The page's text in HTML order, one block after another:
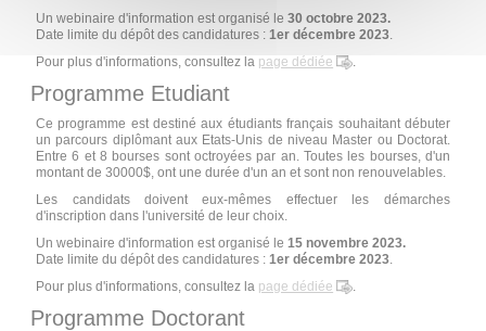
Un webinaire d'information est organisé le30 octobre 2023.
Date limite du dépôt des candidatures : 1er décembre 2023
Pour plus d'informations, consultez la page dédiée
Programme Etudiant
Ce programme est destiné aux étudiants français souhaitant débuter
un parcours diplômant aux Etats-Unis de niveau Master ou Doctorat.
Entre 6 et 8 bourses sont octroyées par an. Toutes les bourses, d'un
montant de 30000$, ont une durée d'un an et sont non renouvelables.
Les candidats doivent eux-mêmes effectuer les démarches
d'inscription dans l'université de leur choix.
Un webinaire d'information est organisé le 15 novembre 2023.
Date limite du dépôt des candidatures : 1er décembre 2023
Pour plus d'informations, consultez la page dédiée
Programme Doctorant